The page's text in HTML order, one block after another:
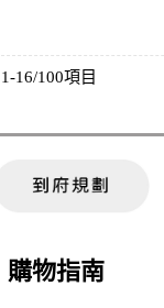
1-16/100項目
購物指南